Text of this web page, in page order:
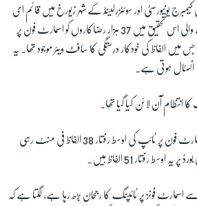
کی کیمبرج یونیورسٹی اور سوئٹزرلینڈ کے شہر زيورخ میں قائم ای
ٹی ایچ یونیورسٹی کے تحت ہونے والی اس تحقیق میں 37 ہزار رضاکاروں کو اسمارٹ فون پر
میں الفاظ کی خودکار درستگی کا سافٹ ویئر موجود تھا۔ یہ
انسٹال ہوتی ہے۔
آن لائن کیا گیا تھا۔
دو انگوٹھوں یا ایک انگلی سے اسمارٹ فون پر ٹائپ کی اوسط رفتار 38 الفاظ فی منٹ رہی
رفتار 51 الفاظ ہیں۔
اسمارٹ فونز پر ٹائپنگ کا رجحان بڑھ رہا ہے، لگتا ہے کہ